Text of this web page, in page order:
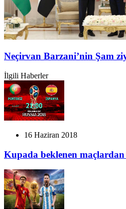
Neçirvan Barzani’nin Şam
İlgili Haberler
16 Haziran 2018
Kupada beklenen